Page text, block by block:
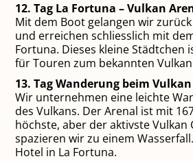
12. Tag La Fortuna – Vulkan
Mit dem Boot gelangen wir
und erreichen schliesslich mit
Fortuna. Dieses kleine Städtchen
für Touren zum bekannten
13. Tag Wanderung beim Vulkan
Wir unternehmen eine leichte
des Vulkans. Der Arenal ist mit
höchste, aber der aktivste Vulkan
spazieren wir zu einem
Hotel in La Fortuna.